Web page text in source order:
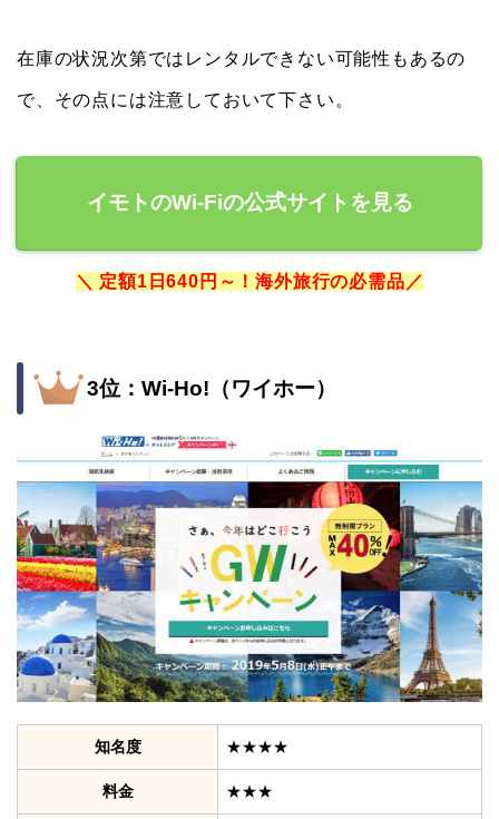
在庫の状況次第ではレンタルできない可能性もあるの
で、その点には注意しておいて下さい。
イモトのWi-Fiの公式サイトを見る
＼ 定額1日640円～！海外旅行の必需品／
3位：Wi-Ho!（ワイホー）
知名度 ★★★★
料金 ★★★